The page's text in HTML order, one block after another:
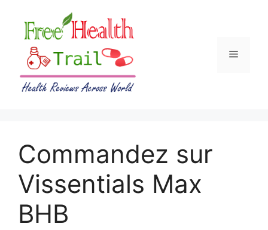
content
Menu
Commandez sur
Vissentials Max
BHB